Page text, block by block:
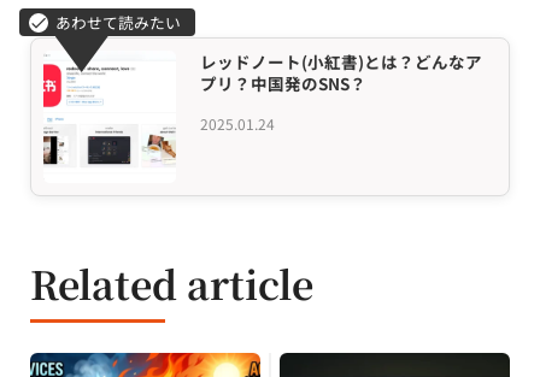
2025.01.24
レッドノート(小紅書)とは？どんなア
プリ？中国発のSNS？
Related article